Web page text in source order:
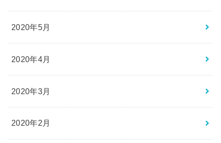
2020年5月
2020年4月
2020年3月
2020年2月